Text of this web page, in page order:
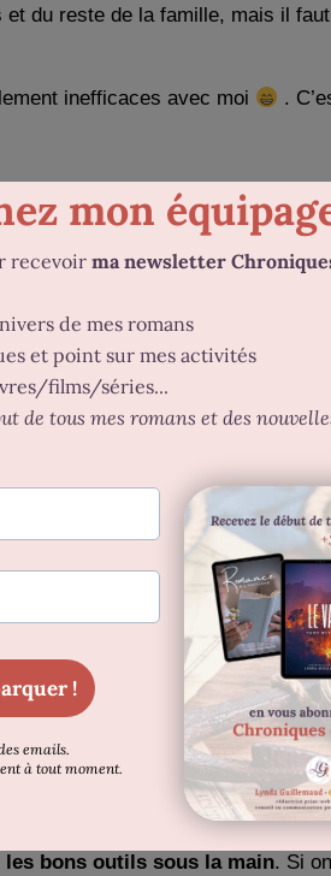
du reste de la famille, mais il
inefficaces avec moi .
après le dîner, lorsque chacun
(c’est précisément le cas au
différentes chosesqu’on va avoir
et travail
il reste la pause de midi
. Lors
emploi, mais c’est déjà mieux
écriture
les bons outils sous la main. Si